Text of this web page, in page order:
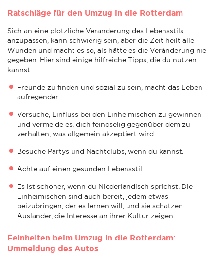
Ratschläge für den Umzug in die Rotterdam
Sich an eine plötzliche Veränderung des Lebensstils
anzupassen, kann schwierig sein, aber die Zeit heilt alle
Wunden und macht es so, als hätte es die Veränderung nie
gegeben. Hier sind einige hilfreiche Tipps, die du nutzen
kannst:
Freunde zu finden und sozial zu sein, macht das Leben
aufregender.
Versuche, Einfluss bei den Einheimischen zu gewinnen
und vermeide es, dich feindselig gegenüber dem zu
verhalten, was allgemein akzeptiert wird.
Besuche Partys und Nachtclubs, wenn du kannst.
Achte auf einen gesunden Lebensstil.
Es ist schöner, wenn du Niederländisch sprichst. Die
Einheimischen sind auch bereit, jedem etwas
beizubringen, der es lernen will, und sie schätzen
Ausländer, die Interesse an ihrer Kultur zeigen.
Feinheiten beim Umzug in die Rotterdam:
Ummeldung des Autos